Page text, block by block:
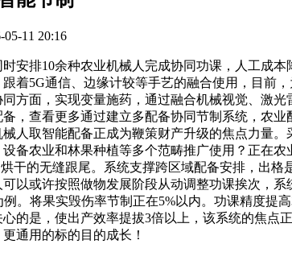
11 20:16
排10余种农业机械人完成协同功课，人工成本
着5G通信、边缘计较等手艺的融合使用，目前
方面，实现变量施药，通过融合机械视觉、激
，查看更多通过建立多配备协同节制系统，农
人取智能配备正成为鞭策财产升级的焦点力量
备农业和林果种植等多个范畴推广使用？正在
干的无缝跟尾。系统支撑跨区域配备安排，出
以或许按照做物发展阶段从动调整功课挨次，
。将果实毁伤率节制正在5%以内。功课精度提
的是，使出产效率提拔3倍以上，该系统的焦
通用的标的目的成长！